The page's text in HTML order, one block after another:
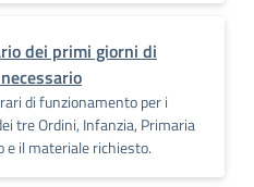
dei primi giorni di
di funzionamento per i
tre Ordini, Infanzia, Primaria
e il materiale richiesto.